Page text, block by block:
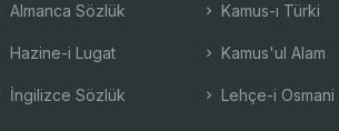
Almanca Sözlük
Hazine-i Lugat
İngilizce Sözlük
Kamus-ı Türki
Kamus'ul Alam
Lehçe-i Osmani